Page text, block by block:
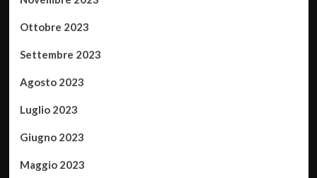
Ottobre 2023
Settembre 2023
Agosto 2023
Luglio 2023
Giugno 2023
Maggio 2023